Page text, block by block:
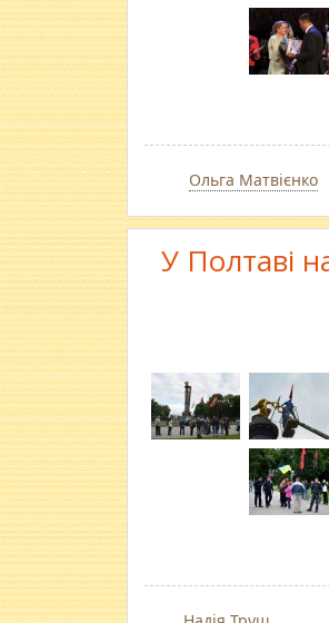
Ольга Матвієнко
У Полтаві